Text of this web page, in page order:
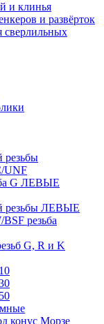
и клинья
и развёрток
сверлильных
резьбы
UNF
G ЛЕВЫЕ
резьбы ЛЕВЫЕ
резьба
G, R и K
конус Морзе